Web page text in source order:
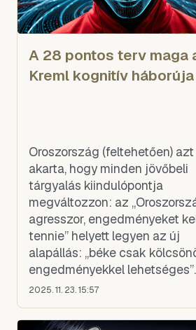
A 28 pontos terv maga
Kreml kognitív háborúja
Oroszország (feltehetően) azt
akarta, hogy minden jövőbeli
tárgyalás kiindulópontja
megváltozzon: az
agresszor, engedményeket
tennie” helyett legyen az új
alapállás: „béke csak
engedményekkel
elérték. Az Axios-
nyomán a Hajlandóak
2025. 11. 23. 15:57